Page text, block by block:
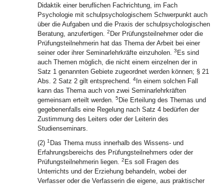
Didaktik einer beruflichen Fachrichtung, im Fach
Psychologie mit schulpsychologischem Schwerpunkt auch
über die Aufgaben und die Praxis der schulpsychologischen
Beratung, anzufertigen. 2 Der Prüfungsteilnehmer oder die
Prüfungsteilnehmerin hat das Thema der Arbeit bei einer
seiner oder ihrer Seminarlehrkräfte einzuholen. 3 Es sind
auch Themen möglich, die nicht einem einzelnen der in
Satz 1 genannten Gebiete zugeordnet werden können; § 21
Abs. 2 Satz 2 gilt entsprechend. 4 In einem solchen Fall
kann das Thema auch von zwei Seminarlehrkräften
gemeinsam erteilt werden. 5 Die Erteilung des Themas und
gegebenenfalls eine Regelung nach Satz 4 bedürfen der
Zustimmung des Leiters oder der Leiterin des
Studienseminars.
(2) 1 Das Thema muss innerhalb des Wissens- und
Erfahrungsbereichs des Prüfungsteilnehmers oder der
Prüfungsteilnehmerin liegen. 2 Es soll Fragen des
Unterrichts und der Erziehung behandeln, wobei der
Verfasser oder die Verfasserin die eigene, aus praktischer